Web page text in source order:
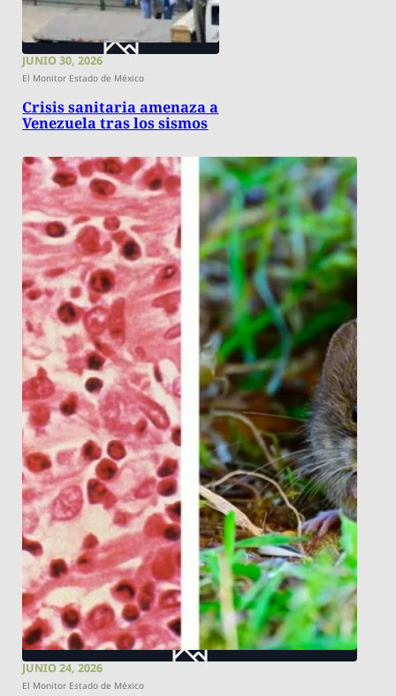
JUNIO 30, 2026
El Monitor Estado de México
Crisis sanitaria amenaza a
Venezuela tras los sismos
JUNIO 24, 2026
El Monitor Estado de México